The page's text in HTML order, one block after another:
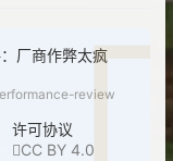
厂商作弊太疯
review
许可协议
CC BY 4.0